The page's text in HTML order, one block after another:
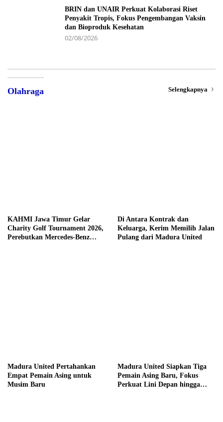
BRIN dan UNAIR Perkuat Kolaborasi Riset
Penyakit Tropis, Fokus Pengembangan Vaksin
dan Bioproduk Kesehatan
02/08/2026
Olahraga Selengkapnya
KAHMI Jawa Timur Gelar
Charity Golf Tournament 2026,
Perebutkan Mercedes-Benz
Di Antara Kontrak dan
Keluarga, Kerim Memilih Jalan
Pulang dari Madura United
Madura United Pertahankan
Empat Pemain Asing untuk
Musim Baru
Madura United Siapkan Tiga
Pemain Asing Baru, Fokus
Perkuat Lini Depan hingga